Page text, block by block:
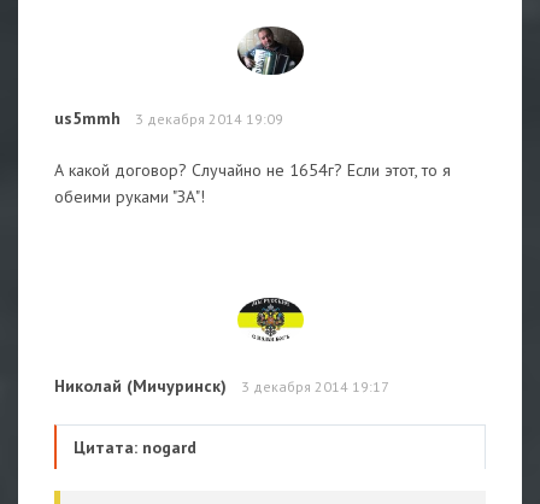
us5mmh 3 декабря 2014 19:09
А какой договор? Случайно не 1654г? Если этот, то я
обеими руками "ЗА"!
Николай (Мичуринск) 3 декабря 2014 19:17
Цитата: nogard